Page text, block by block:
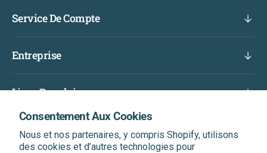
Consentement Aux Cookies
Nous et nos partenaires, y compris Shopify, utilisons
des cookies et d’autres technologies pour
Service De Compte
Entreprise
Liens Populaires
Abonnez-Vous Et Bénéficiez D'une Réduction Sur
Votre Prochaine Commande